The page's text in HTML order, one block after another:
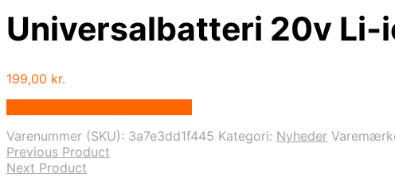
Universalbatteri 20v
199,00 kr.
Varenummer (SKU): 3a7e3dd1f445 Kategori: Nyheder
Previous Product
Next Product